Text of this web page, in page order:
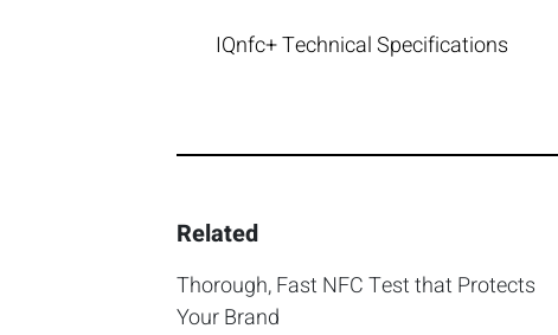
IQnfc+ Technical Specifications
Related
Thorough, Fast NFC Test that Protects
Your Brand